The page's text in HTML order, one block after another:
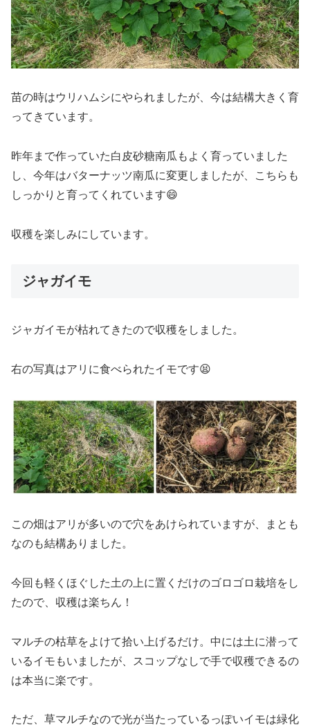
苗の時はウリハムシにやられましたが、今は結構大きく育
ってきています。
昨年まで作っていた白皮砂糖南瓜もよく育っていました
し、今年はバターナッツ南瓜に変更しましたが、こちらも
しっかりと育ってくれています😄
収穫を楽しみにしています。
ジャガイモ
ジャガイモが枯れてきたので収穫をしました。
右の写真はアリに食べられたイモです😫
この畑はアリが多いので穴をあけられていますが、まとも
なのも結構ありました。
今回も軽くほぐした土の上に置くだけのゴロゴロ栽培をし
たので、収穫は楽ちん！
マルチの枯草をよけて拾い上げるだけ。中には土に潜って
いるイモもいましたが、スコップなしで手で収穫できるの
は本当に楽です。
ただ、草マルチなので光が当たっているっぽいイモは緑化